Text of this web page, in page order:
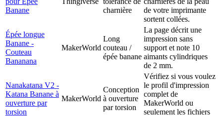
Banane
charnière
de votre imprimante
sortent collées.
Épée longue
Banane -
Couteau
Bananana
MakerWorld
Long
couteau /
épée banane
La page décrit une
impression sans
support et note 10
aimants cylindriques
de 2 mm.
Nanakatana V2 -
Katana Banane à
ouverture par
torsion
MakerWorld
Conception
à ouverture
par torsion
Vérifiez si vous voulez
le profil d'impression
complet de
MakerWorld ou
seulement les fichiers